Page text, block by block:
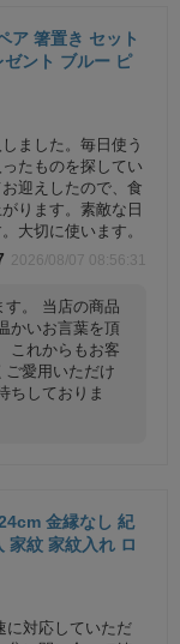
ア 箸置き セット
ント ブルー ピ
ました。毎日使う
たものを探してい
迎えしたので、食
ります。素敵な日
大切に使います。
2026/08/07 08:56:31
す。 当店の商品
かいお言葉を頂
これからもお客
愛用いただけ
ちしておりま
金縁なし 紀
家紋 家紋入れ ロ
に対応していただ